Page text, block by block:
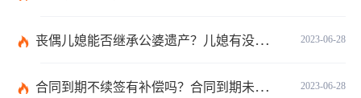
2023-06-28
丧偶儿媳能否继承公婆遗产？儿媳有没有赡养老人的义务？
2023-06-28
合同到期不续签有补偿吗？合同到期未提前30天通知怎么赔偿？ 当前速看